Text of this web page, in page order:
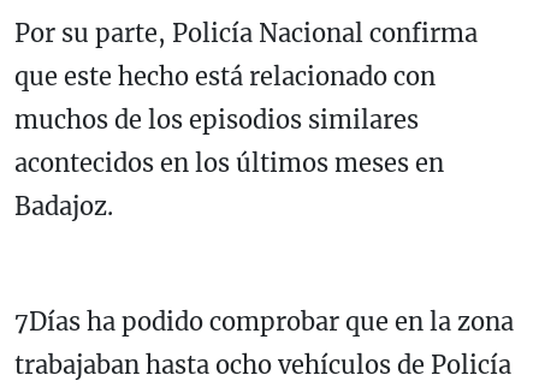
Por su parte, Policía Nacional confirma
que este hecho está relacionado con
muchos de los episodios similares
acontecidos en los últimos meses en
Badajoz.
7Días ha podido comprobar que en la zona
trabajaban hasta ocho vehículos de Policía